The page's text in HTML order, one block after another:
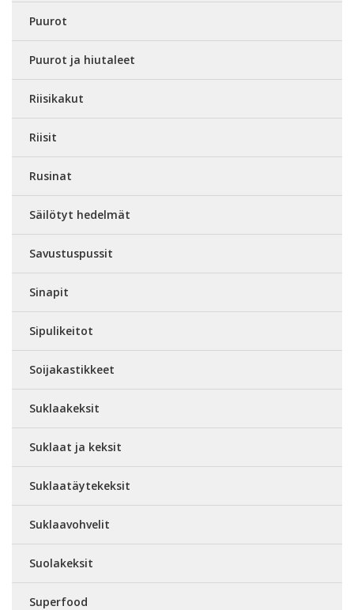
Puurot
Puurot ja hiutaleet
Riisikakut
Riisit
Rusinat
Säilötyt hedelmät
Savustuspussit
Sinapit
Sipulikeitot
Soijakastikkeet
Suklaakeksit
Suklaat ja keksit
Suklaatäytekeksit
Suklaavohvelit
Suolakeksit
Superfood